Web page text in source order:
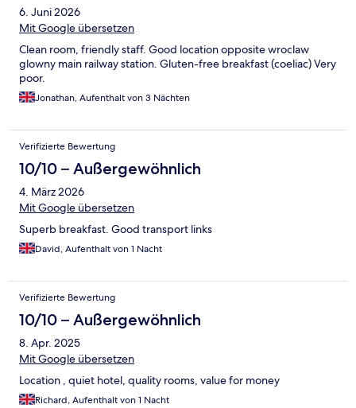
6. Juni 2026
Mit Google übersetzen
Clean room, friendly staff. Good location opposite wroclaw
glowny main railway station. Gluten-free breakfast (coeliac) Very
poor.
Jonathan, Aufenthalt von 3 Nächten
Verifizierte Bewertung
10/10 – Außergewöhnlich
4. März 2026
Mit Google übersetzen
Superb breakfast. Good transport links
David, Aufenthalt von 1 Nacht
Verifizierte Bewertung
10/10 – Außergewöhnlich
8. Apr. 2025
Mit Google übersetzen
Location , quiet hotel, quality rooms, value for money
Richard, Aufenthalt von 1 Nacht